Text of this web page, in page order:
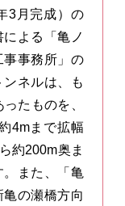
3月完成）の
よる「亀ノ
事務所」の
ネルは、も
たものを、
4mまで拡幅
約200m奥ま
また、「亀
の瀬橋方向